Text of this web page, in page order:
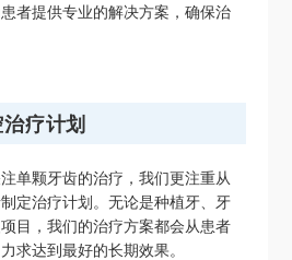
者提供专业的解决方案，确保治
疗计划
单颗牙齿的治疗，我们更注重从
定治疗计划。无论是种植牙、牙
目，我们的治疗方案都会从患者
求达到最好的长期效果。